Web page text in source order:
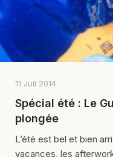
11 Juil 2014
Spécial été : Le
plongée
L’été est bel et bien
vacances, les